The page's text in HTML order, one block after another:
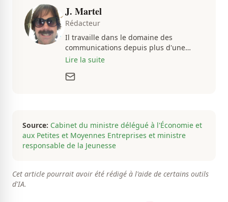
J. Martel
Rédacteur
Il travaille dans le domaine des
communications depuis plus d'une
dizaine d'années, en plus d'être
actualités. Autant intéressé par les
Lire la suite
Source: Cabinet du ministre délégué à l'Économie et
aux Petites et Moyennes Entreprises et ministre
responsable de la Jeunesse
Cet article pourrait avoir été rédigé à l'aide de certains outils
d'IA.